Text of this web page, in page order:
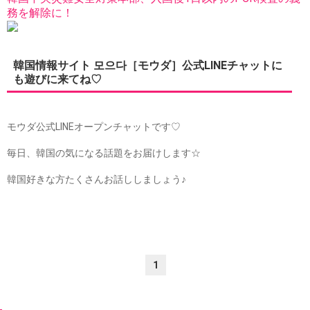
務を解除に！
韓国情報サイト 모으다［モウダ］公式LINEチャットに
も遊びに来てね♡
モウダ公式LINEオープンチャットです♡
毎日、韓国の気になる話題をお届けします☆
韓国好きな方たくさんお話ししましょう♪
1